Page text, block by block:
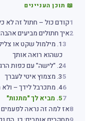
📖 תוכן העניינים
1קודם כול – חתול זה לא
2איך חתולים מביעים
3 1. מילמול שקט או
כשהוא רואה אותך
42. "לישה" עם כפות הרגליים
53. מצמוץ איטי לעברך
64. מתכרבל לידך – ולא רק כשקר
75. מביא לך "מתנות"
8אז למה זה נראה